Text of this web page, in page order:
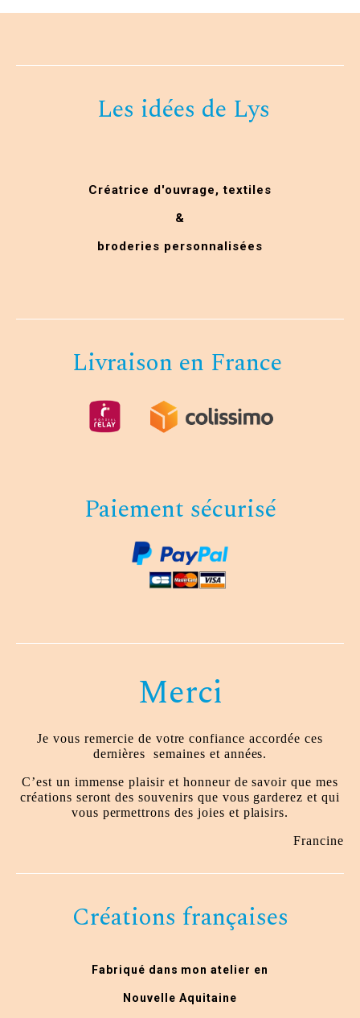
Les idées de Lys
Créatrice d'ouvrage, textiles
&
broderies personnalisées
Livraison en France
Paiement sécurisé
Merci
Je vous remercie de votre confiance accordée ces
dernières semaines et années.
C’est un immense plaisir et honneur de savoir que mes
créations seront des souvenirs que vous garderez et qui
vous permettrons des joies et plaisirs.
Francine
Créations françaises
Fabriqué dans mon atelier en
Nouvelle Aquitaine